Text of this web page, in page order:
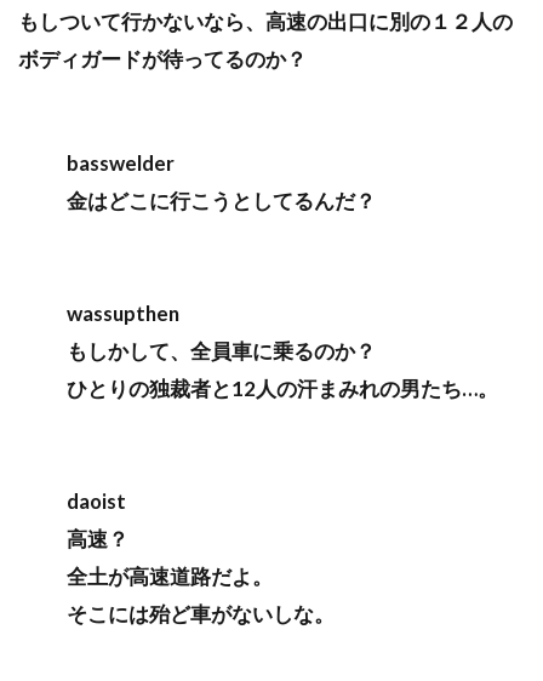
もしついて行かないなら、高速の出口に別の１２人の
ボディガードが待ってるのか？
basswelder
金はどこに行こうとしてるんだ？
wassupthen
もしかして、全員車に乗るのか？
ひとりの独裁者と12人の汗まみれの男たち…。
daoist
高速？
全土が高速道路だよ。
そこには殆ど車がないしな。